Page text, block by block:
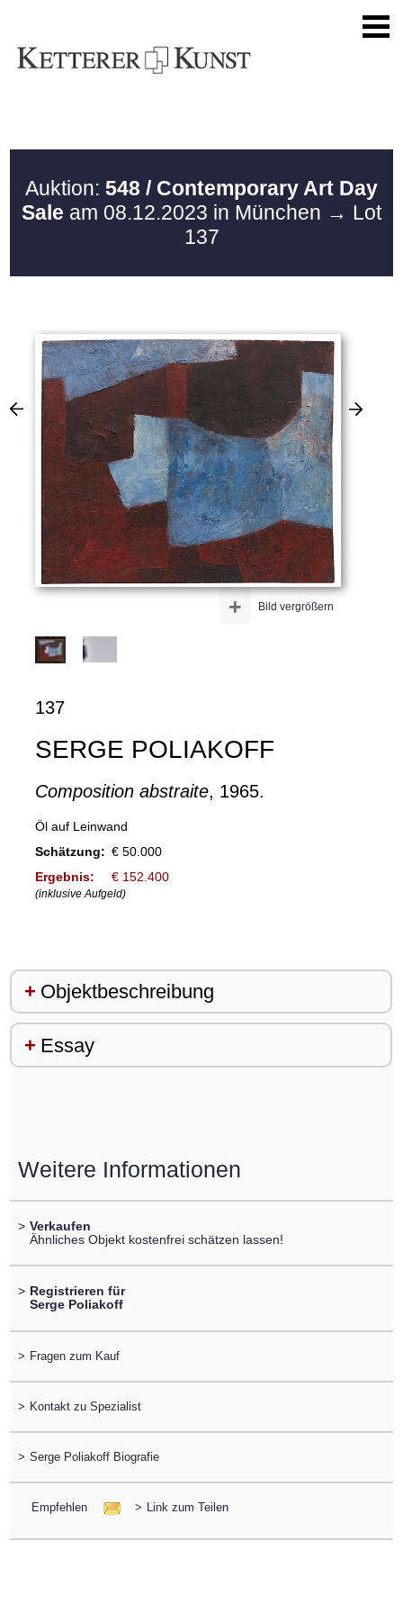
Auktion: 548 / Contemporary Art Day
Sale am 08.12.2023 in München → Lot
137
Bild vergrößern
+
137
SERGE POLIAKOFF
Composition abstraite, 1965.
Öl auf Leinwand
Schätzung: € 50.000
Ergebnis:
€ 152.400
(inklusive Aufgeld)
Objektbeschreibung
Essay
Weitere Informationen
> Verkaufen
Ähnliches Objekt kostenfrei schätzen lassen!
> Registrieren für
Serge Poliakoff
> Fragen zum Kauf
> Kontakt zu Spezialist
> Serge Poliakoff Biografie
Empfehlen > Link zum Teilen